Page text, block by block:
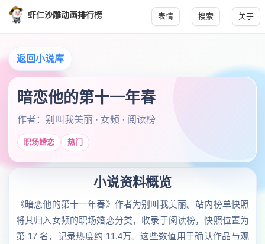
虾仁沙雕动画排行榜 表情 搜索 关于
返回小说库
暗恋他的第十一年春
作者：别叫我美丽 · 女频 · 阅读榜
职场婚恋 热门
小说资料概览
《暗恋他的第十一年春》作者为别叫我美丽。站内榜单快照
将其归入女频的职场婚恋分类，收录于阅读榜，快照位置为
第 17 名，记录热度约 11.4万。这些数值用于确认作品与观